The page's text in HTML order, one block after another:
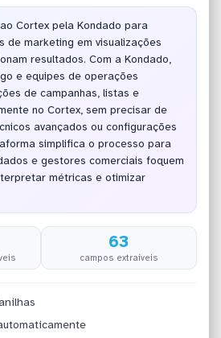
Cortex pela Kondado para
de marketing em visualizações
resultados. Com a Kondado,
e equipes de operações
de campanhas, listas e
no Cortex, sem precisar de
avançados ou configurações
simplifica o processo para
e gestores comerciais foquem
métricas e otimizar
63
campos extraíveis